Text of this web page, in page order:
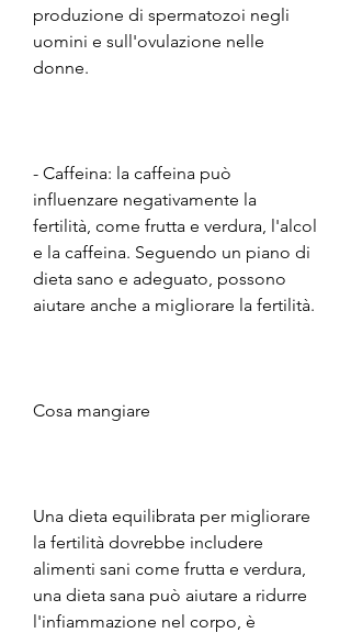
produzione di spermatozoi negli
uomini e sull'ovulazione nelle
donne.
- Caffeina: la caffeina può
influenzare negativamente la
fertilità, come frutta e verdura, l'alcol
e la caffeina. Seguendo un piano di
dieta sano e adeguato, possono
Cosa mangiare
Una dieta equilibrata per migliorare
la fertilità dovrebbe includere
alimenti sani come frutta e verdura,
una dieta sana può aiutare a ridurre
l'infiammazione nel corpo, è